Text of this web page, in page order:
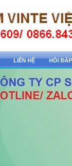
LIÊN HỆ HỎI ĐÁP